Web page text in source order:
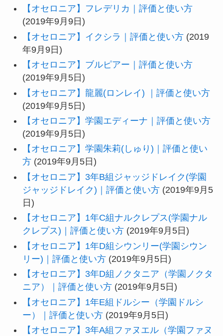
【オセロニア】フレデリカ｜評価と使い方
(2019年9月9日)
【オセロニア】イクシラ｜評価と使い方 (2019
年9月9日)
【オセロニア】ブルピアー｜評価と使い方
(2019年9月5日)
【オセロニア】龍麗(ロンレイ) ｜評価と使い方
(2019年9月5日)
【オセロニア】学園エディーナ｜評価と使い方
(2019年9月5日)
【オセロニア】学園朱莉(しゅり)｜評価と使い
方 (2019年9月5日)
【オセロニア】3年B組ジャッジドレイク(学園
ジャッジドレイク)｜評価と使い方 (2019年9月5
日)
【オセロニア】1年C組ナルクレプス(学園ナル
クレプス)｜評価と使い方 (2019年9月5日)
【オセロニア】1年D組シウンリー(学園シウン
リー)｜評価と使い方 (2019年9月5日)
【オセロニア】3年D組ノクタニア（学園ノクタ
ニア）｜評価と使い方 (2019年9月5日)
【オセロニア】1年E組ドルシー（学園ドルシ
ー）｜評価と使い方 (2019年9月5日)
【オセロニア】3年A組ファヌエル（学園ファヌ